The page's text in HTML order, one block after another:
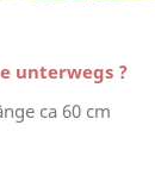
unterwegs ?
ca 60 cm